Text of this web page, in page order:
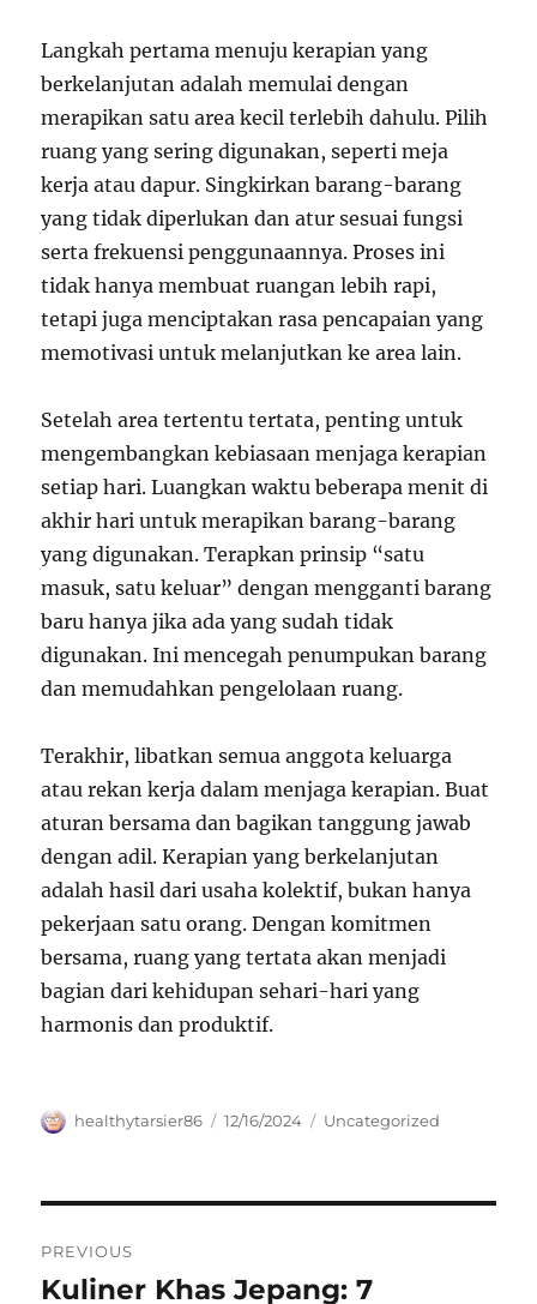
Langkah pertama menuju kerapian yang
berkelanjutan adalah memulai dengan
merapikan satu area kecil terlebih dahulu. Pilih
ruang yang sering digunakan, seperti meja
kerja atau dapur. Singkirkan barang-barang
yang tidak diperlukan dan atur sesuai fungsi
serta frekuensi penggunaannya. Proses ini
tidak hanya membuat ruangan lebih rapi,
tetapi juga menciptakan rasa pencapaian yang
memotivasi untuk melanjutkan ke area lain.
Setelah area tertentu tertata, penting untuk
mengembangkan kebiasaan menjaga kerapian
setiap hari. Luangkan waktu beberapa menit di
akhir hari untuk merapikan barang-barang
yang digunakan. Terapkan prinsip “satu
masuk, satu keluar” dengan mengganti barang
baru hanya jika ada yang sudah tidak
digunakan. Ini mencegah penumpukan barang
dan memudahkan pengelolaan ruang.
Terakhir, libatkan semua anggota keluarga
atau rekan kerja dalam menjaga kerapian. Buat
aturan bersama dan bagikan tanggung jawab
dengan adil. Kerapian yang berkelanjutan
adalah hasil dari usaha kolektif, bukan hanya
pekerjaan satu orang. Dengan komitmen
bersama, ruang yang tertata akan menjadi
bagian dari kehidupan sehari-hari yang
harmonis dan produktif.
Author
healthytarsier86
Posted
12/16/2024 Categories
Uncategorized
pos
PREVIOUS
Previous
Kuliner Khas Jepang: 7